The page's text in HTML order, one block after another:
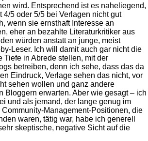
wird. Entsprechend ist es naheliegend,
4/5 oder 5/5 bei Verlagen nicht gut
wenn sie ernsthaft Interesse an
eher an bezahlte Literaturkritiker aus
würden anstatt an junge, meist
Leser. Ich will damit auch gar nicht die
Tiefe in Abrede stellen, mit der
betreiben, denn ich sehe, dass das da
Eindruck, Verlage sehen das nicht, vor
sehen wollen und ganz andere
Bloggern erwarten. Aber wie gesagt – ich
und als jemand, der lange genug im
Management-Positionen, die
waren, tätig war, habe ich generell
skeptische, negative Sicht auf die